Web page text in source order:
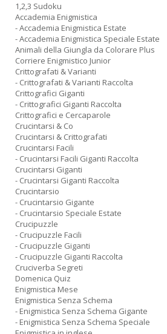
1,2,3 Sudoku
Accademia Enigmistica
- Accademia Enigmistica Estate
- Accademia Enigmistica Speciale Estate
Animali della Giungla da Colorare Plus
Corriere Enigmistico Junior
Crittografati & Varianti
- Crittografati & Varianti Raccolta
Crittografici Giganti
- Crittografici Giganti Raccolta
Crittografici e Cercaparole
Crucintarsi & Co
Crucintarsi & Crittografati
Crucintarsi Facili
- Crucintarsi Facili Giganti Raccolta
Crucintarsi Giganti
- Crucintarsi Giganti Raccolta
Crucintarsio
- Crucintarsio Gigante
- Crucintarsio Speciale Estate
Crucipuzzle
- Crucipuzzle Facili
- Crucipuzzle Giganti
- Crucipuzzle Giganti Raccolta
Cruciverba Segreti
Domenica Quiz
Enigmistica Mese
Enigmistica Senza Schema
- Enigmistica Senza Schema Gigante
- Enigmistica Senza Schema Speciale